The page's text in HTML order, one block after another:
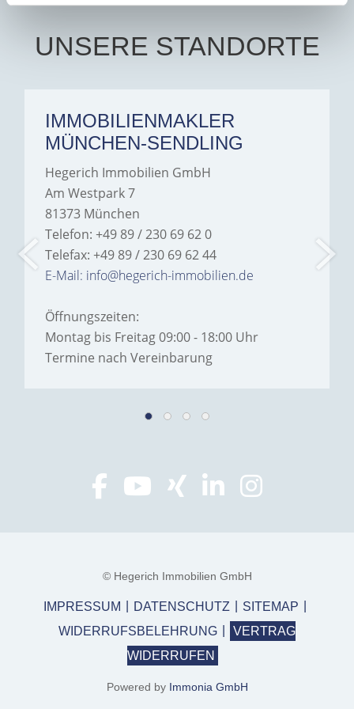
UNSERE STANDORTE
IMMOBILIENMAKLER
MÜNCHEN-SENDLING
Hegerich Immobilien GmbH
Am Westpark 7
81373 München
Telefon: +49 89 / 230 69 62 0
Telefax: +49 89 / 230 69 62 44
E-Mail: info@hegerich-immobilien.de
Öffnungszeiten:
Montag bis Freitag 09:00 - 18:00 Uhr
Termine nach Vereinbarung
© Hegerich Immobilien GmbH
IMPRESSUM DATENSCHUTZ
SITEMAP
WIDERRUFSBELEHRUNG
VERTRAG
WIDERRUFEN
Powered by Immonia GmbH